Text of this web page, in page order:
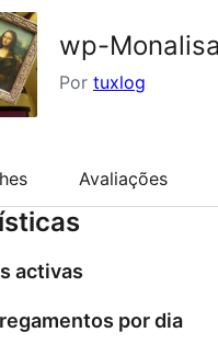
wp-Monalisa
Por tuxlog
Avaliações
activas
por dia